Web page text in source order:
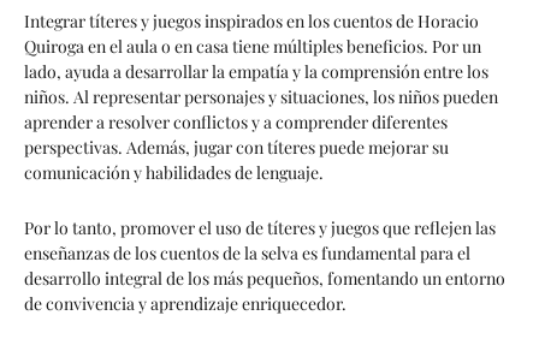
Integrar títeres y juegos inspirados en los cuentos de Horacio
Quiroga en el aula o en casa tiene múltiples beneficios. Por un
lado, ayuda a desarrollar la empatía y la comprensión entre los
niños. Al representar personajes y situaciones, los niños pueden
aprender a resolver conflictos y a comprender diferentes
perspectivas. Además, jugar con títeres puede mejorar su
comunicación y habilidades de lenguaje.
Por lo tanto, promover el uso de títeres y juegos que reflejen las
enseñanzas de los cuentos de la selva es fundamental para el
desarrollo integral de los más pequeños, fomentando un entorno
de convivencia y aprendizaje enriquecedor.